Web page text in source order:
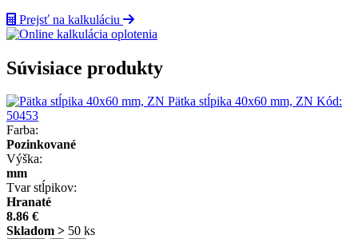
Prejsť na kalkuláciu
Súvisiace produkty
Pätka stĺpika 40x60 mm, ZN Kód:
50453
Farba:
Pozinkované
Výška:
mm
Tvar stĺpikov:
Hranaté
8.86 €
Skladom > 50 ks